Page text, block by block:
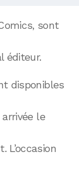
sont
éditeur.
disponibles
le
L’occasion